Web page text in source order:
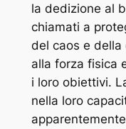
la dedizione al
chiamati a
del caos e
alla forza fisica
i loro obiettivi.
nella loro